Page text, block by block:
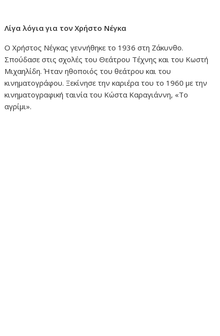
Λίγα λόγια για τον Χρήστο Νέγκα
Ο Χρήστος Νέγκας γεννήθηκε το 1936 στη Ζάκυνθο.
Σπούδασε στις σχολές του Θεάτρου Τέχνης και του Κωστή
Μιχαηλίδη. Ήταν ηθοποιός του θεάτρου και του
κινηματογράφου. Ξεκίνησε την καριέρα του το 1960 με την
κινηματογραφική ταινία του Κώστα Καραγιάννη, «Το
αγρίμι».